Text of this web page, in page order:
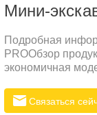
Мини-
Подробная
PROОбзор
экономичная
универсальный
инновационный
Связаться